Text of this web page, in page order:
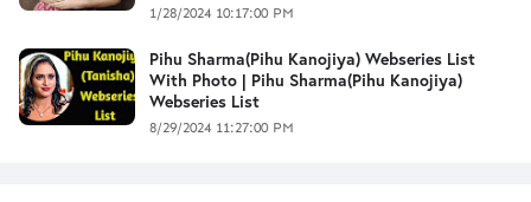
1/28/2024 10:17:00 PM
Pihu Sharma(Pihu Kanojiya) Webseries List
With Photo | Pihu Sharma(Pihu Kanojiya)
Webseries List
8/29/2024 11:27:00 PM